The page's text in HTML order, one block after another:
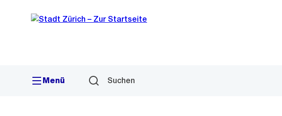
Navigation
Sprunglink
Menü Suchen